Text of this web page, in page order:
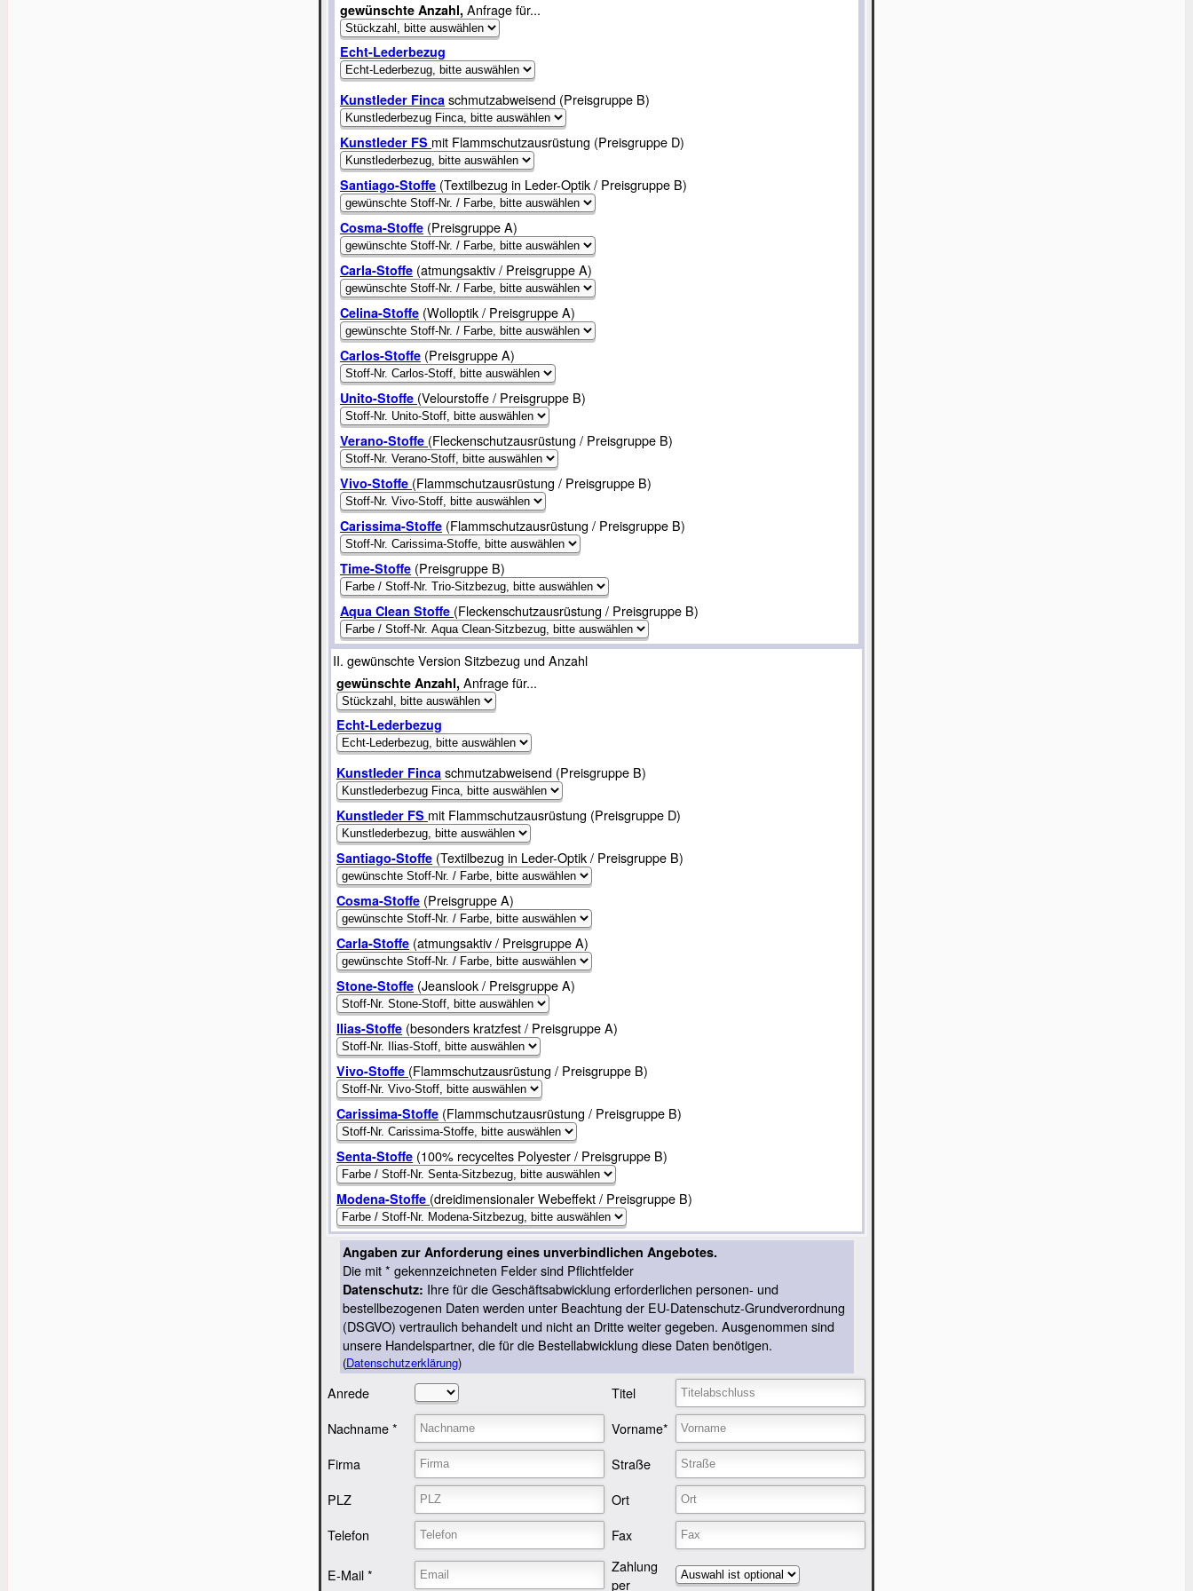
gewünschte Anzahl, Anfrage für...
Echt-Lederbezug
Kunstleder Finca schmutzabweisend (Preisgruppe B)
Kunstleder FS mit Flammschutzausrüstung (Preisgruppe D)
Santiago-Stoffe (Textilbezug in Leder-Optik / Preisgruppe B)
Cosma-Stoffe (Preisgruppe A)
Carla-Stoffe (atmungsaktiv / Preisgruppe A)
Celina-Stoffe (Wolloptik / Preisgruppe A)
Carlos-Stoffe (Preisgruppe A)
Unito-Stoffe (Velourstoffe / Preisgruppe B)
Verano-Stoffe (Fleckenschutzausrüstung / Preisgruppe B)
Vivo-Stoffe (Flammschutzausrüstung / Preisgruppe B)
Carissima-Stoffe (Flammschutzausrüstung / Preisgruppe B)
Time-Stoffe (Preisgruppe B)
Aqua Clean Stoffe (Fleckenschutzausrüstung / Preisgruppe B)
II. gewünschte Version Sitzbezug und Anzahl
gewünschte Anzahl, Anfrage für...
Echt-Lederbezug
Kunstleder Finca schmutzabweisend (Preisgruppe B)
Kunstleder FS mit Flammschutzausrüstung (Preisgruppe D)
Santiago-Stoffe (Textilbezug in Leder-Optik / Preisgruppe B)
Cosma-Stoffe (Preisgruppe A)
Carla-Stoffe (atmungsaktiv / Preisgruppe A)
Stone-Stoffe (Jeanslook / Preisgruppe A)
Ilias-Stoffe (besonders kratzfest / Preisgruppe A)
Vivo-Stoffe (Flammschutzausrüstung / Preisgruppe B)
Carissima-Stoffe (Flammschutzausrüstung / Preisgruppe B)
Senta-Stoffe (100% recyceltes Polyester / Preisgruppe B)
Modena-Stoffe (dreidimensionaler Webeffekt / Preisgruppe B)
Angaben zur Anforderung eines unverbindlichen Angebotes.
Die mit * gekennzeichneten Felder sind Pflichtfelder
Datenschutz: Ihre für die Geschäftsabwicklung erforderlichen personen- und
bestellbezogenen Daten werden unter Beachtung der EU-Datenschutz-Grundverordnung
(DSGVO) vertraulich behandelt und nicht an Dritte weiter gegeben. Ausgenommen sind
unsere Handelspartner, die für die Bestellabwicklung diese Daten benötigen.
(Datenschutzerklärung)
Anrede
Titel
Nachname *
Vorname*
Firma
Straße
PLZ
Ort
Telefon
Fax
E-Mail *
Zahlung
per